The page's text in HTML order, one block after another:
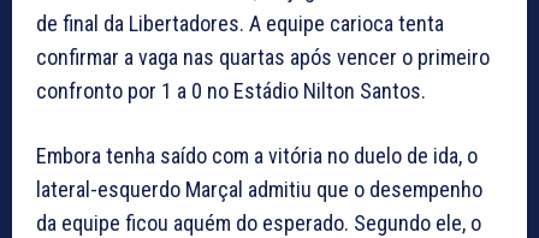
de final da Libertadores. A equipe carioca tenta
confirmar a vaga nas quartas após vencer o primeiro
confronto por 1 a 0 no Estádio Nilton Santos.
Embora tenha saído com a vitória no duelo de ida, o
lateral-esquerdo Marçal admitiu que o desempenho
da equipe ficou aquém do esperado. Segundo ele, o